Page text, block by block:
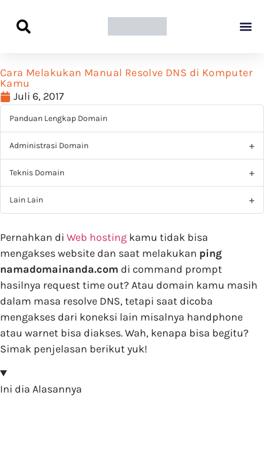
Cara Melakukan Manual Resolve DNS di Komputer
Kamu
Juli 6, 2017
Panduan Lengkap Domain
Administrasi Domain
Teknis Domain
Lain Lain
Pernahkan di Web hosting kamu tidak bisa
mengakses website dan saat melakukan ping
namadomainanda.com di command prompt
hasilnya request time out? Atau domain kamu masih
dalam masa resolve DNS, tetapi saat dicoba
mengakses dari koneksi lain misalnya handphone
atau warnet bisa diakses. Wah, kenapa bisa begitu?
Simak penjelasan berikut yuk!
Ini dia Alasannya